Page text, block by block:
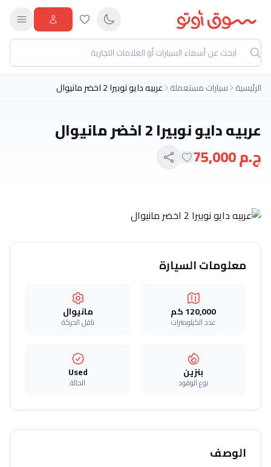
الرئيسية سيارات مستعملة عربيه دايو نوبيرا 2 اخضر مانيوال
عربيه دايو نوبيرا 2 اخضر مانيوال
ج.م 75,000
معلومات السيارة
120,000 كم
عدد الكيلومترات
مانيوال
ناقل الحركة
بنزين
نوع الوقود
Used
الحالة
الوصف